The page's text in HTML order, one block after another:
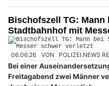
Bischofszell TG: Mann
Stadtbahnhof mit
06.06.26 VON POLIZEI.NEWS
Bei einer
Freitagabend zwei Männer